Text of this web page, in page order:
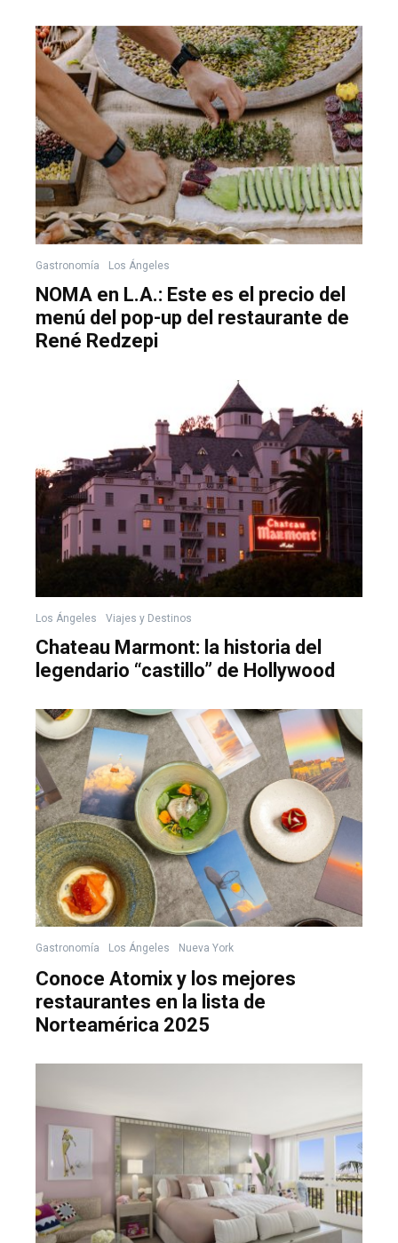
Gastronomía Los Ángeles
NOMA en L.A.: Este es el precio del
menú del pop-up del restaurante de
René Redzepi
Los Ángeles Viajes y Destinos
Chateau Marmont: la historia del
legendario “castillo” de Hollywood
Gastronomía Los Ángeles Nueva York
Conoce Atomix y los mejores
restaurantes en la lista de
Norteamérica 2025